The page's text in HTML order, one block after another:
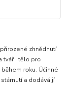
zhnědnutí
tvář i tělo pro
roku. Účinné
a dodává jí